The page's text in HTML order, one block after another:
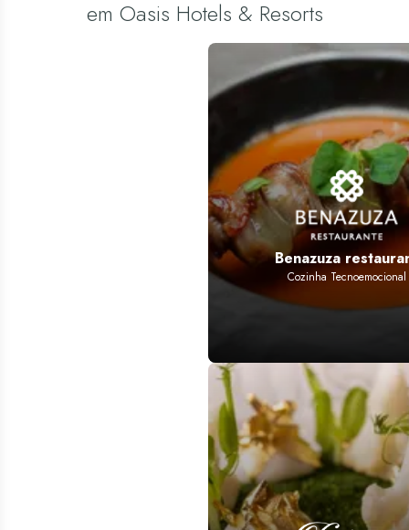
em Oasis Hotels & Resorts
Benazuza
Cozinha Tecnoemocional